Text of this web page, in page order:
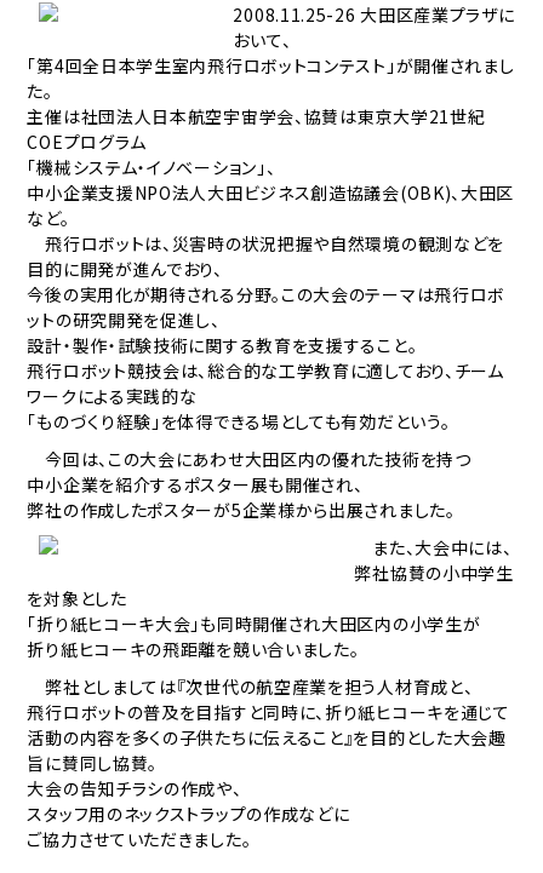
2008.11.25-26 大田区産業プラザに
おいて、
「第4回全日本学生室内飛行ロボットコンテスト」が開催されまし
た。
主催は社団法人日本航空宇宙学会、協賛は東京大学21世紀
COEプログラム
「機械システム・イノベーション」、
中小企業支援NPO法人大田ビジネス創造協議会(OBK)、大田区
など。
飛行ロボットは、災害時の状況把握や自然環境の観測などを
目的に開発が進んでおり、
今後の実用化が期待される分野。この大会のテーマは飛行ロボ
ットの研究開発を促進し、
設計・製作・試験技術に関する教育を支援すること。
飛行ロボット競技会は、総合的な工学教育に適しており、チーム
ワークによる実践的な
「ものづくり経験」を体得できる場としても有効だという。
今回は、この大会にあわせ大田区内の優れた技術を持つ
中小企業を紹介するポスター展も開催され、
弊社の作成したポスターが5企業様から出展されました。
また、大会中には、
弊社協賛の小中学生
を対象とした
「折り紙ヒコーキ大会」も同時開催され大田区内の小学生が
折り紙ヒコーキの飛距離を競い合いました。
弊社としましては『次世代の航空産業を担う人材育成と、
飛行ロボットの普及を目指すと同時に、折り紙ヒコーキを通じて
活動の内容を多くの子供たちに伝えること』を目的とした大会趣
旨に賛同し協賛。
大会の告知チラシの作成や、
スタッフ用のネックストラップの作成などに
ご協力させていただきました。